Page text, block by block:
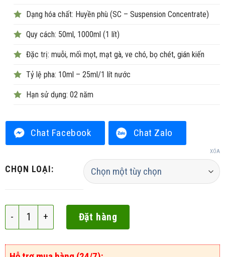
Dạng hóa chất: Huyền phù (SC – Suspension Concentrate)
Quy cách: 50ml, 1000ml (1 lít)
Đặc trị: muỗi, mối mọt, mạt gà, ve chó, bọ chét, gián kiến
Tỷ lệ pha: 10ml – 25ml/1 lít nước
Hạn sử dụng: 02 năm
Chat Facebook Chat Zalo
CHỌN LOẠI:
XÓA
Vitako Thụy Sĩ 300SC số lượng
Đặt hàng